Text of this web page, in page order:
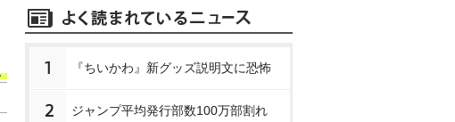
1 『ちいかわ』新グッズ説明文に恐怖
2 ジャンプ平均発行部数100万部割れ